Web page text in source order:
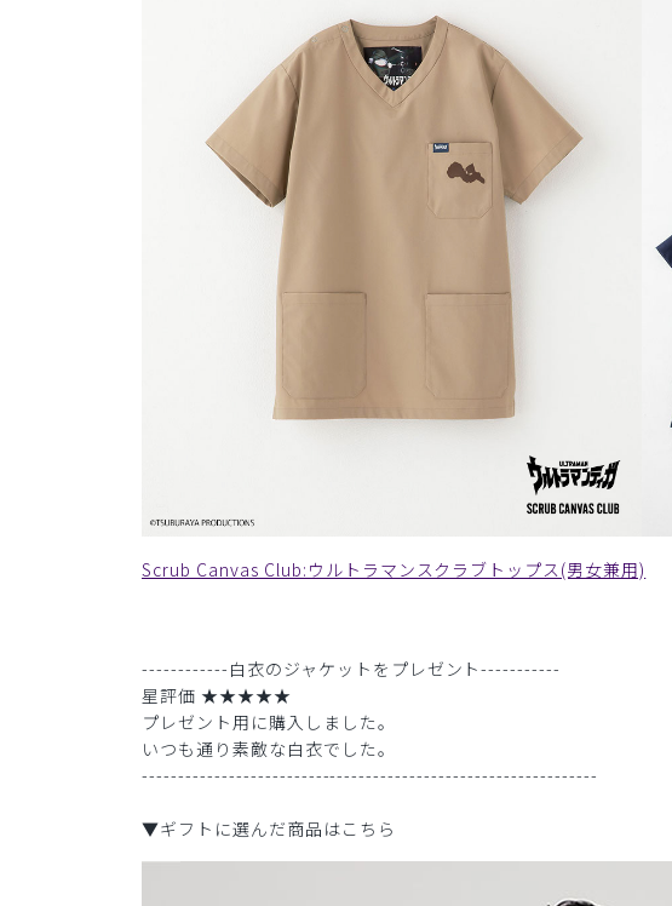
Scrub Canvas Club:ウルトラマンスクラブトップス(男女兼用)
------------白衣のジャケットをプレゼント-----------
星評価 ★★★★★
プレゼント用に購入しました。
いつも通り素敵な白衣でした。
---------------------------------------------------------------
▼ギフトに選んだ商品はこちら